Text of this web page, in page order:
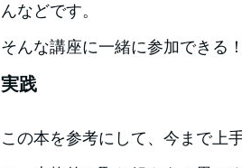
んなどです。
そんな講座に一緒に参加できる
実践
この本を参考にして、今まで上